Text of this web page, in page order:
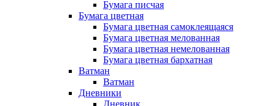
Бумага писчая
Бумага цветная
Бумага цветная самоклеящаяся
Бумага цветная мелованная
Бумага цветная немелованная
Бумага цветная бархатная
Ватман
Ватман
Дневники
Дневник